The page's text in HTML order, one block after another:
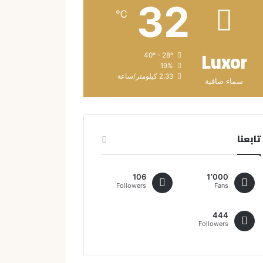
Luxor
سماء صافية
32
℃
40º - 28º
19%
2.33 كيلومتر/ساعة
تابعنا
1٬000
Fans
106
Followers
444
Followers